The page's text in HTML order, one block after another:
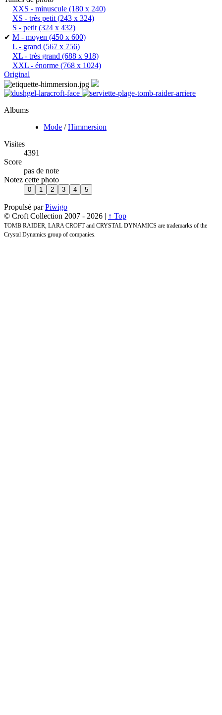
XXS - minuscule (180 x 240)
XS - très petit(243 x 324)
S - petit(324 x 432)
✔ M - moyen (450 x 600)
L - grand (567 x 756)
XL - très grand (688 x 918)
XXL - énorme (768 x 1024)
Original
Albums
Mode /Himmersion
Visites
4391
Score
pas de note
Notez cette photo
Propulsé parPiwigo
© Croft Collection 2007 - 2026 | ↑ Top
TOMB RAIDER, LARA CROFT and CRYSTAL DYNAMICS are trademarks of the
Crystal Dynamics group of companies.